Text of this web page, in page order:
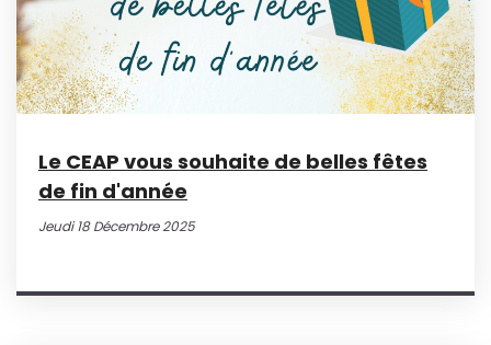
Le CEAP vous souhaite de belles fêtes
de fin d'année
Jeudi 18 Décembre 2025